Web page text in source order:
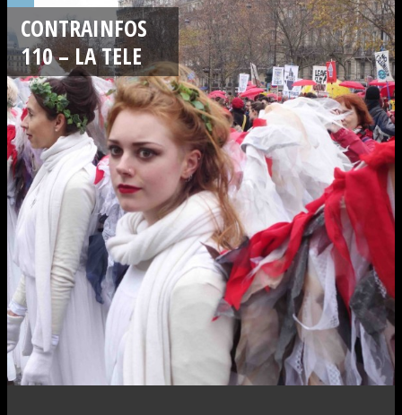
CONTRAINFOS
110 – LA TELE